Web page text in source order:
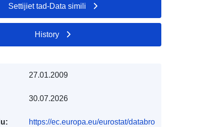
Settijiet tad-Data simili
History
27.01.2009
30.07.2026
https://ec.europa.eu/eurostat/databro